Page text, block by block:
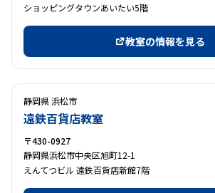
ショッピングタウンあいたい5階
教室の情報を見る
静岡県 浜松市
遠鉄百貨店教室
〒430-0927
静岡県浜松市中央区旭町12-1
えんてつビル 遠鉄百貨店新館7階